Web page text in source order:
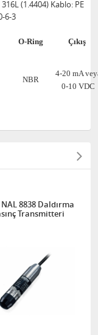
(1.4404) Kablo: PE
6-3
O-Ring Çıkış
NBR
4-20 mA
0-10 VDC
8838 Daldırma
Transmitteri